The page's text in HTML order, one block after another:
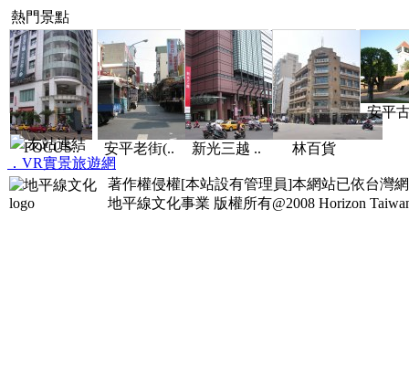
熱門景點
FOCUS.. 安平老街(.. 新光三越 .. 林百貨
安平
友站連結
．VR實景旅遊網
著作權侵權[本站設有管理員]本網站已依台灣
地平線文化事業 版權所有@2008 Horizon